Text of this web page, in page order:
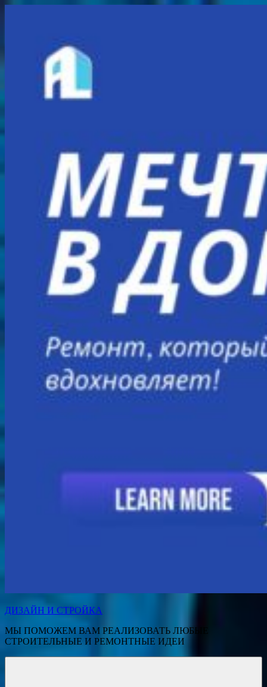
ДИЗАЙН И СТРОЙКА
МЫ ПОМОЖЕМ ВАМ РЕАЛИЗОВАТЬ ЛЮБЫЕ
СТРОИТЕЛЬНЫЕ И РЕМОНТНЫЕ ИДЕИ